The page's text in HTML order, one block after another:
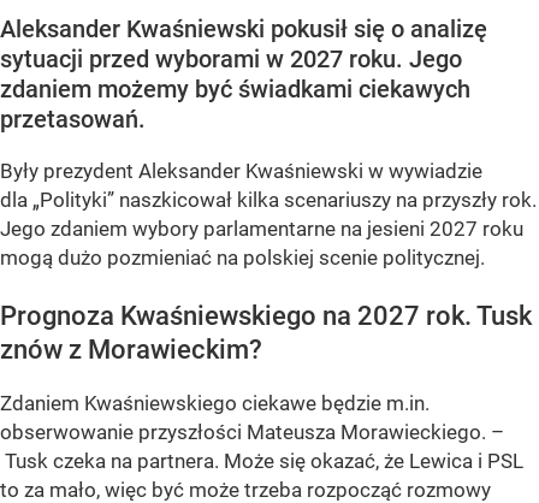
Aleksander Kwaśniewski pokusił się o analizę
sytuacji przed wyborami w 2027 roku. Jego
zdaniem możemy być świadkami ciekawych
przetasowań.
Były prezydent Aleksander Kwaśniewski w wywiadzie
dla „Polityki” naszkicował kilka scenariuszy na przyszły rok.
Jego zdaniem wybory parlamentarne na jesieni 2027 roku
mogą dużo pozmieniać na polskiej scenie politycznej.
Prognoza Kwaśniewskiego na 2027 rok. Tusk
znów z Morawieckim?
Zdaniem Kwaśniewskiego ciekawe będzie m.in.
obserwowanie przyszłości Mateusza Morawieckiego. –
Tusk czeka na partnera. Może się okazać, że Lewica i PSL
to za mało, więc być może trzeba rozpocząć rozmowy